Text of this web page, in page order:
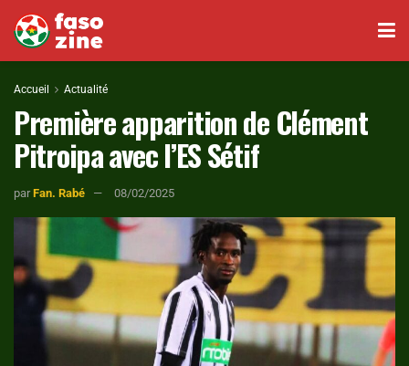
Accueil Actualité
Première apparition de Clément
Pitroipa avec l’ES Sétif
par Fan. Rabé 08/02/2025